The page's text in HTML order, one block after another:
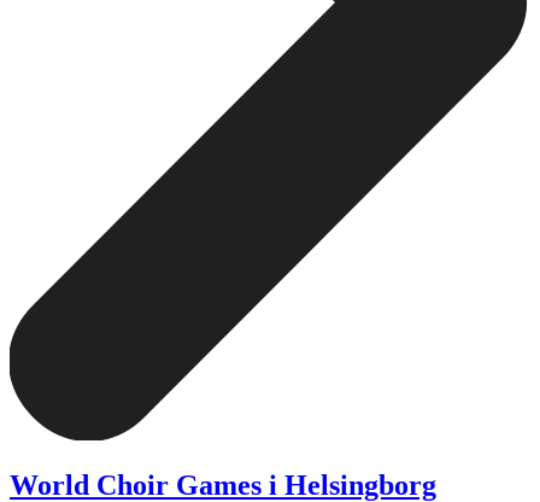
World Choir Games i Helsingborg